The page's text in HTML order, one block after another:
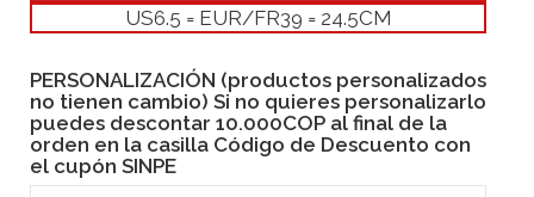
US6.5 = EUR/FR39 = 24.5CM
PERSONALIZACIÓN (productos personalizados
no tienen cambio) Si no quieres personalizarlo
puedes descontar 10.000COP al final de la
orden en la casilla Código de Descuento con
el cupón SINPE